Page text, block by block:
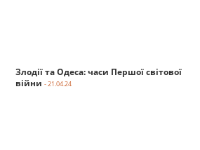
Злодії та Одеса: часи Першої світової
війни - 21.04.24